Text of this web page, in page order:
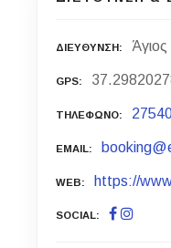
ΔΙΕΥΘΥΝΣΗ
GPS
ΤΗΛΕΦΩΝΟ
EMAIL
WEB https://
SOCIAL